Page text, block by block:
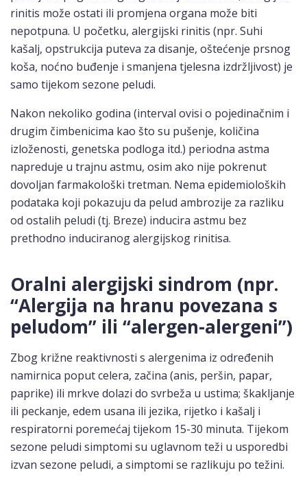
rinitis može ostati ili promjena organa može biti
nepotpuna. U početku, alergijski rinitis (npr. Suhi
kašalj, opstrukcija puteva za disanje, oštećenje prsnog
koša, noćno buđenje i smanjena tjelesna izdržljivost) je
samo tijekom sezone peludi.
Nakon nekoliko godina (interval ovisi o pojedinačnim i
drugim čimbenicima kao što su pušenje, količina
izloženosti, genetska podloga itd.) periodna astma
napreduje u trajnu astmu, osim ako nije pokrenut
dovoljan farmakološki tretman. Nema epidemioloških
podataka koji pokazuju da pelud ambrozije za razliku
od ostalih peludi (tj. Breze) inducira astmu bez
prethodno induciranog alergijskog rinitisa.
Oralni alergijski sindrom (npr.
“Alergija na hranu povezana s
peludom” ili “alergen-alergeni”)
Zbog križne reaktivnosti s alergenima iz određenih
namirnica poput celera, začina (anis, peršin, papar,
paprike) ili mrkve dolazi do svrbeža u ustima; škakljanje
ili peckanje, edem usana ili jezika, rijetko i kašalj i
respiratorni poremećaj tijekom 15-30 minuta. Tijekom
sezone peludi simptomi su uglavnom teži u usporedbi
izvan sezone peludi, a simptomi se razlikuju po težini.